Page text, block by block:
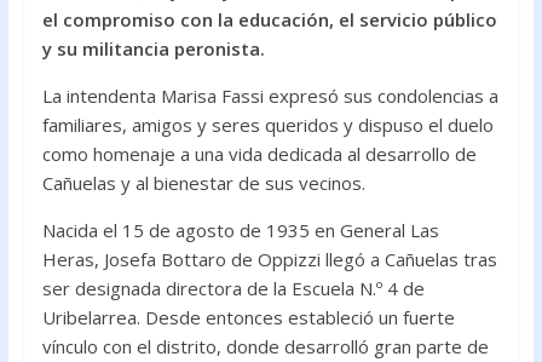
k p
el compromiso con la educación, el servicio público
y su militancia peronista.
La intendenta Marisa Fassi expresó sus condolencias a
familiares, amigos y seres queridos y dispuso el duelo
como homenaje a una vida dedicada al desarrollo de
Cañuelas y al bienestar de sus vecinos.
Nacida el 15 de agosto de 1935 en General Las
Heras, Josefa Bottaro de Oppizzi llegó a Cañuelas tras
ser designada directora de la Escuela N.º 4 de
Uribelarrea. Desde entonces estableció un fuerte
vínculo con el distrito, donde desarrolló gran parte de